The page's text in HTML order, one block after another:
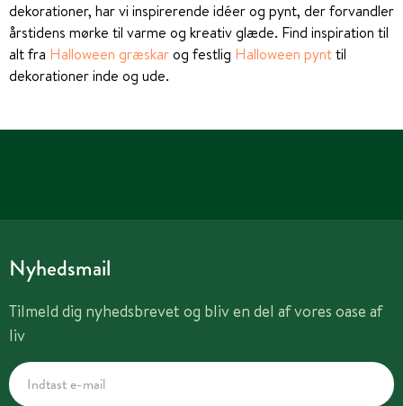
dekorationer, har vi inspirerende idéer og pynt, der forvandler
årstidens mørke til varme og kreativ glæde. Find inspiration til
alt fra Halloween græskarog festlig Halloween pynttil
dekorationer inde og ude.
Nyhedsmail
Tilmeld dig nyhedsbrevet og bliv en del af vores oase af
liv